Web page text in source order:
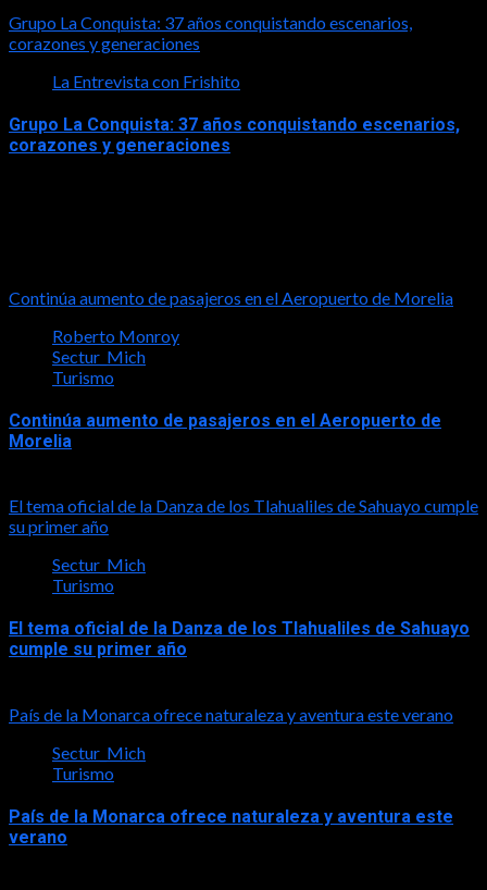
Grupo La Conquista: 37 años conquistando escenarios,
corazones y generaciones
La Entrevista con Frishito
Grupo La Conquista: 37 años conquistando escenarios,
corazones y generaciones
Continúa aumento de pasajeros en el Aeropuerto de Morelia
Roberto Monroy
Sectur_Mich
Turismo
Continúa aumento de pasajeros en el Aeropuerto de
Morelia
El tema oficial de la Danza de los Tlahualiles de Sahuayo cumple
su primer año
Sectur_Mich
Turismo
El tema oficial de la Danza de los Tlahualiles de Sahuayo
cumple su primer año
País de la Monarca ofrece naturaleza y aventura este verano
Sectur_Mich
Turismo
País de la Monarca ofrece naturaleza y aventura este
verano